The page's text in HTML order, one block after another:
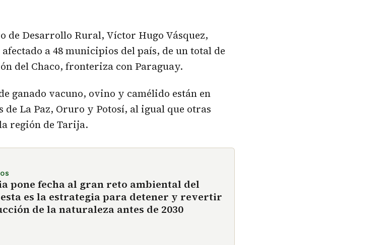
de Desarrollo Rural, Víctor Hugo Vásquez,
a 48 municipios del país, de un total de
del Chaco, fronteriza con Paraguay.
ganado vacuno, ovino y camélido están en
de La Paz, Oruro y Potosí, al igual que otras
región de Tarija.
pone fecha al gran reto ambiental del
es la estrategia para detener y revertir
de la naturaleza antes de 2030